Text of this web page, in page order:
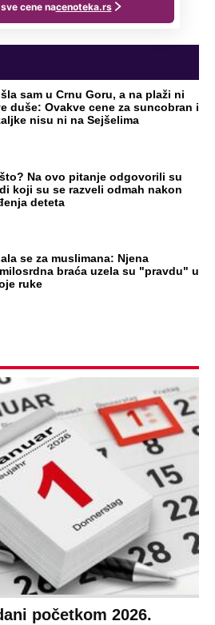
sam u Crnu Goru, a na plaži ni
duše: Ovakve cene za suncobran i
nisu ni na Sejšelima
Na ovo pitanje odgovorili su
koji su se razveli odmah nakon
deteta
se za muslimana: Njena
braća uzela su "pravdu" u
ruke
početkom 2026.